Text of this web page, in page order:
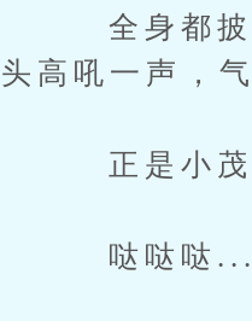
全身都披覆
头高吼一声，
正是小茂之
哒哒哒...